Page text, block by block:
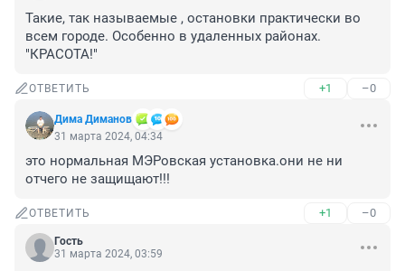
Такие, так называемые , остановки практически во
всем городе. Особенно в удаленных районах.
"КРАСОТА!"
ОТВЕТИТЬ +1 –0
Дима Диманов
31 марта 2024, 04:34
это нормальная МЭРовская установка.они не ни
отчего не защищают!!!
ОТВЕТИТЬ +1 –0
Гость
31 марта 2024, 03:59